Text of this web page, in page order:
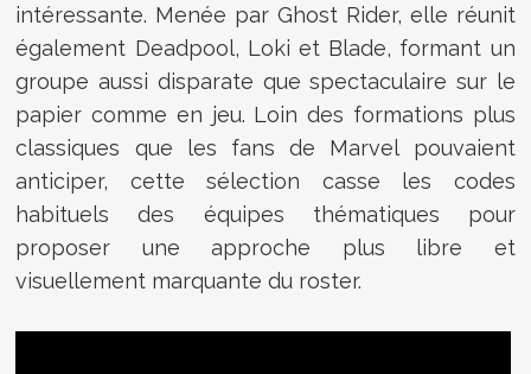
intéressante. Menée par Ghost Rider, elle réunit
également Deadpool, Loki et Blade, formant un
groupe aussi disparate que spectaculaire sur le
papier comme en jeu. Loin des formations plus
classiques que les fans de Marvel pouvaient
anticiper, cette sélection casse les codes
habituels des équipes thématiques pour
proposer une approche plus libre et
visuellement marquante du roster.